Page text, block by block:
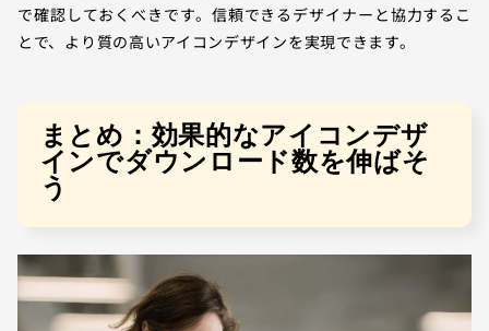
で確認しておくべきです。信頼できるデザイナーと協力するこ
とで、より質の高いアイコンデザインを実現できます。
まとめ：効果的なアイコンデザ
インでダウンロード数を伸ばそ
う